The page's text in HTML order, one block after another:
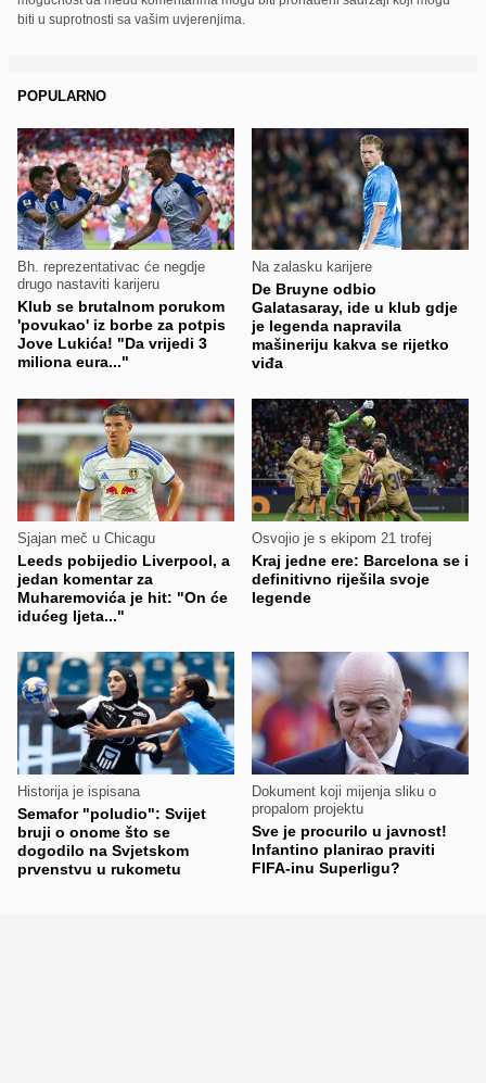
biti u suprotnosti sa vašim uvjerenjima.
POPULARNO
Bh. reprezentativac će negdje
drugo nastaviti karijeru
Klub se brutalnom porukom
'povukao' iz borbe za potpis
Jove Lukića! "Da vrijedi 3
miliona eura..."
Na zalasku karijere
De Bruyne odbio
Galatasaray, ide u klub gdje
je legenda napravila
mašineriju kakva se rijetko
viđa
Sjajan meč u Chicagu
Leeds pobijedio Liverpool, a
jedan komentar za
Muharemovića je hit: "On će
idućeg ljeta..."
Osvojio je s ekipom 21 trofej
Kraj jedne ere: Barcelona se i
definitivno riješila svoje
legende
Historija je ispisana
Semafor "poludio": Svijet
bruji o onome što se
dogodilo na Svjetskom
prvenstvu u rukometu
Dokument koji mijenja sliku o
propalom projektu
Sve je procurilo u javnost!
Infantino planirao praviti
FIFA-inu Superligu?